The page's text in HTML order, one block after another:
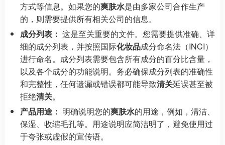
方式等信息。如果您的爽肤水是由多家公司合作生产
的，则需要提供所有相关公司的信息。
成分列表： 这是至关重要的文件。您需要提供准确、详
细的成分列表，并按照国际化妆品成分命名法（INCI）
进行命名。成分列表需要包含所有成分的百分比含量，
以及各个成分的功能说明。务必确保成分列表的准确性
和完整性，任何遗漏或错误都可能导致清关延误甚至被
拒绝清关。
产品用途： 明确说明您的爽肤水的用途，例如，清洁、
保湿、收缩毛孔等。用途说明应简洁明了，避免使用过
于夸张或虚假的宣传语。